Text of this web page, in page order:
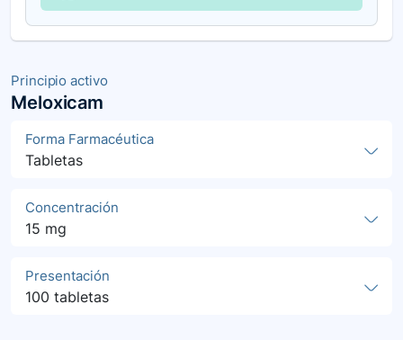
Principio activo
Meloxicam
Forma Farmacéutica
Tabletas
Concentración
15 mg
Presentación
100 tabletas